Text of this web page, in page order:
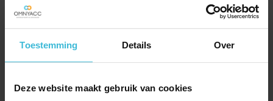
Toestemming Details Over
Deze website maakt gebruik van cookies
Einde aan
coronasteunpakket
Door de coronacrisis kunnen ondernemers een